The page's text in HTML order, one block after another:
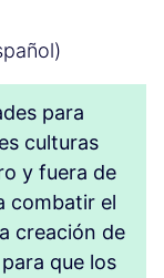
para
culturas
y fuera de
combatir el
creación de
que los